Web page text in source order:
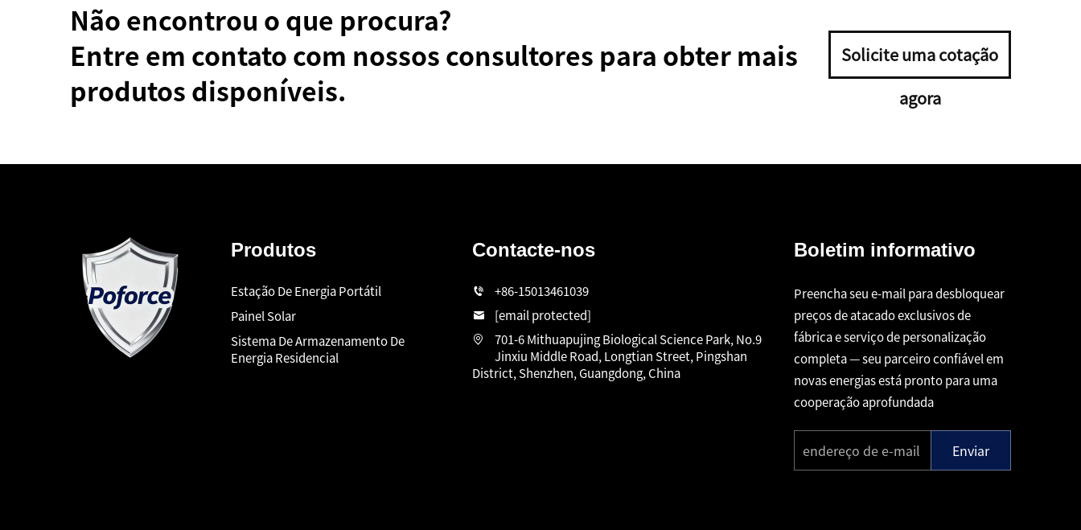
Não encontrou o que procura?
Entre em contato com nossos consultores para obter mais
produtos disponíveis.
Solicite uma cotação
agora
Produtos
Estação De Energia Portátil
Painel Solar
Sistema De Armazenamento De
Energia Residencial
Contacte-nos
+86-15013461039
[email protected]
701-6 Mithuapujing Biological Science Park, No.9
Jinxiu Middle Road, Longtian Street, Pingshan
District, Shenzhen, Guangdong, China
Boletim informativo
Preencha seu e-mail para desbloquear
preços de atacado exclusivos de
fábrica e serviço de personalização
completa — seu parceiro confiável em
novas energias está pronto para uma
cooperação aprofundada
Enviar